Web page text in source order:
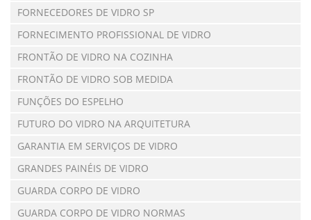
FORNECEDORES DE VIDRO SP
FORNECIMENTO PROFISSIONAL DE VIDRO
FRONTÃO DE VIDRO NA COZINHA
FRONTÃO DE VIDRO SOB MEDIDA
FUNÇÕES DO ESPELHO
FUTURO DO VIDRO NA ARQUITETURA
GARANTIA EM SERVIÇOS DE VIDRO
GRANDES PAINÉIS DE VIDRO
GUARDA CORPO DE VIDRO
GUARDA CORPO DE VIDRO NORMAS